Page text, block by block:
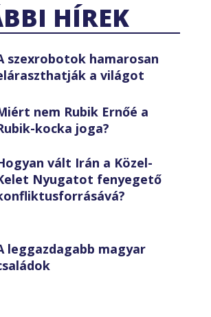
HÍREK
szexrobotok hamarosan
a világot
nem Rubik Ernőé a
kocka joga?
vált Irán a Közel-
Nyugatot fenyegető
leggazdagabb magyar